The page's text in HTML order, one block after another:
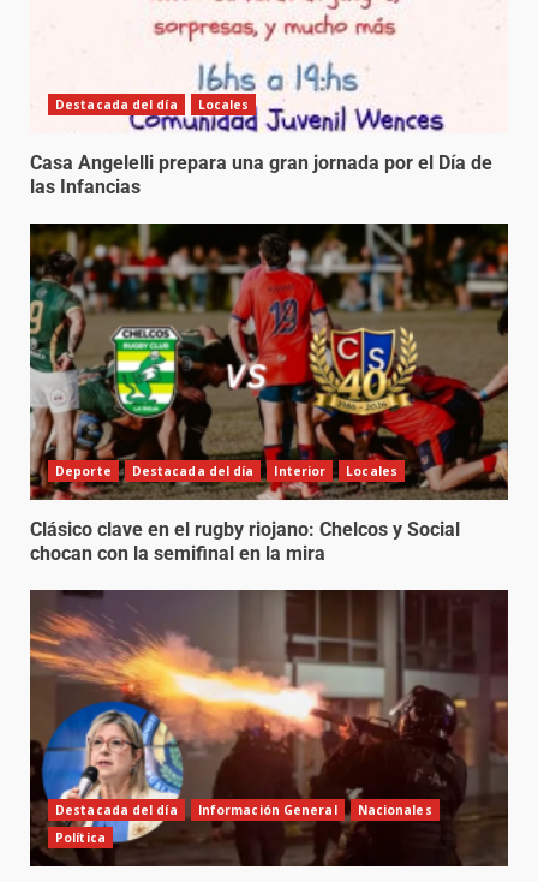
Destacada del día Locales
Casa Angelelli prepara una gran jornada por el Día de
las Infancias
Deporte Destacada del día Interior Locales
Clásico clave en el rugby riojano: Chelcos y Social
chocan con la semifinal en la mira
Destacada del día Información General
Nacionales
Política